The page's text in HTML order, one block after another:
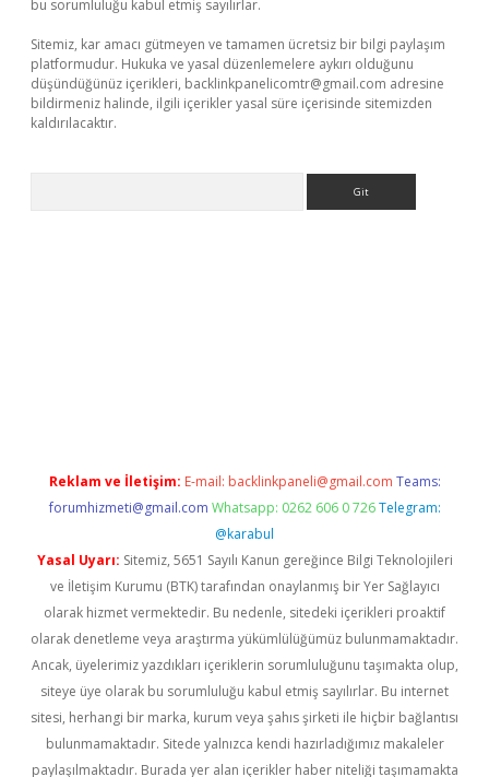
bu sorumluluğu kabul etmiş sayılırlar.
Sitemiz, kar amacı gütmeyen ve tamamen ücretsiz bir bilgi paylaşım
platformudur. Hukuka ve yasal düzenlemelere aykırı olduğunu
düşündüğünüz içerikleri, backlinkpanelicomtr@gmail.com adresine
bildirmeniz halinde, ilgili içerikler yasal süre içerisinde sitemizden
kaldırılacaktır.
Reklam ve İletişim: E-mail: backlinkpaneli@gmail.com Teams:
forumhizmeti@gmail.com Whatsapp: 0262 606 0 726 Telegram:
@karabul
Yasal Uyarı: Sitemiz, 5651 Sayılı Kanun gereğince Bilgi Teknolojileri
ve İletişim Kurumu (BTK) tarafından onaylanmış bir Yer Sağlayıcı
olarak hizmet vermektedir. Bu nedenle, sitedeki içerikleri proaktif
olarak denetleme veya araştırma yükümlülüğümüz bulunmamaktadır.
Ancak, üyelerimiz yazdıkları içeriklerin sorumluluğunu taşımakta olup,
siteye üye olarak bu sorumluluğu kabul etmiş sayılırlar. Bu internet
sitesi, herhangi bir marka, kurum veya şahıs şirketi ile hiçbir bağlantısı
bulunmamaktadır. Sitede yalnızca kendi hazırladığımız makaleler
paylaşılmaktadır. Burada yer alan içerikler haber niteliği taşımamakta